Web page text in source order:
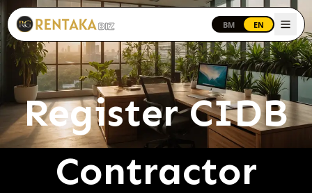
Langkau ke kandungan utama
BM EN
Register CIDB
Contractor